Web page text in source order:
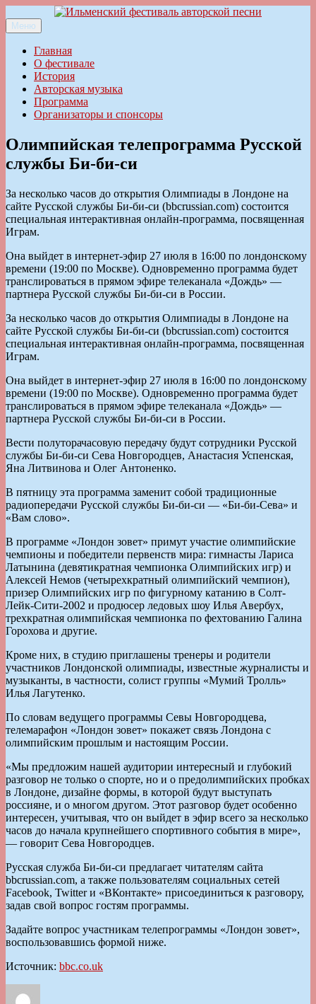
к
содержимому
Ильменский фестиваль авторской песни
Меню
Главная
О фестивале
История
Авторская музыка
Программа
Организаторы и спонсоры
Олимпийская телепрограмма Русской
службы Би-би-си
За несколько часов до открытия Олимпиады в Лондоне на
сайте Русской службы Би-би-си (bbcrussian.com) состоится
специальная интерактивная онлайн-программа, посвященная
Играм.
Она выйдет в интернет-эфир 27 июля в 16:00 по лондонскому
времени (19:00 по Москве). Одновременно программа будет
транслироваться в прямом эфире телеканала «Дождь» —
партнера Русской службы Би-би-си в России.
За несколько часов до открытия Олимпиады в Лондоне на
сайте Русской службы Би-би-си (bbcrussian.com) состоится
специальная интерактивная онлайн-программа, посвященная
Играм.
Она выйдет в интернет-эфир 27 июля в 16:00 по лондонскому
времени (19:00 по Москве). Одновременно программа будет
транслироваться в прямом эфире телеканала «Дождь» —
партнера Русской службы Би-би-си в России.
Вести полуторачасовую передачу будут сотрудники Русской
службы Би-би-си Сева Новгородцев, Анастасия Успенская,
Яна Литвинова и Олег Антоненко.
В пятницу эта программа заменит собой традиционные
радиопередачи Русской службы Би-би-си — «Би-би-Сева» и
«Вам слово».
В программе «Лондон зовет» примут участие олимпийские
чемпионы и победители первенств мира: гимнасты Лариса
Латынина (девятикратная чемпионка Олимпийских игр) и
Алексей Немов (четырехкратный олимпийский чемпион),
призер Олимпийских игр по фигурному катанию в Солт-
Лейк-Сити-2002 и продюсер ледовых шоу Илья Авербух,
трехкратная олимпийская чемпионка по фехтованию Галина
Горохова и другие.
Кроме них, в студию приглашены тренеры и родители
участников Лондонской олимпиады, известные журналисты и
музыканты, в частности, солист группы «Мумий Тролль»
Илья Лагутенко.
По словам ведущего программы Севы Новгородцева,
телемарафон «Лондон зовет» покажет связь Лондона с
олимпийским прошлым и настоящим России.
«Мы предложим нашей аудитории интересный и глубокий
разговор не только о спорте, но и о предолимпийских пробках
в Лондоне, дизайне формы, в которой будут выступать
россияне, и о многом другом. Этот разговор будет особенно
интересен, учитывая, что он выйдет в эфир всего за несколько
часов до начала крупнейшего спортивного события в мире»,
— говорит Сева Новгородцев.
Русская служба Би-би-си предлагает читателям сайта
bbcrussian.com, а также пользователям социальных сетей
Facebook, Twitter и «ВКонтакте» присоединиться к разговору,
задав свой вопрос гостям программы.
Задайте вопрос участникам телепрограммы «Лондон зовет»,
воспользовавшись формой ниже.
Источник: bbc.co.uk